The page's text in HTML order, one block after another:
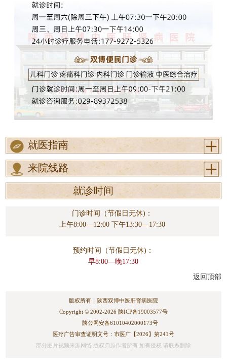
就医指南
来院线路
就诊时间
门诊时间（节假日无休)：
上午8:00—12:00 下午13:30—17:30
预约时间（节假日无休)：
早8:00—晚17:30
返回顶部
版权所有：陕西双博中医肝肾病医院
Copyright © 2002-2026 陕ICP备19003577号
陕公网安备61010402000173号
医疗广告审查证明文号：市医广【2026】第241号
部分图片视频来源网络 版权归原作者所有 如有侵权 请联系删除